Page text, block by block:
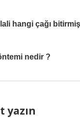
hangi çağı
nedir ?
yazın